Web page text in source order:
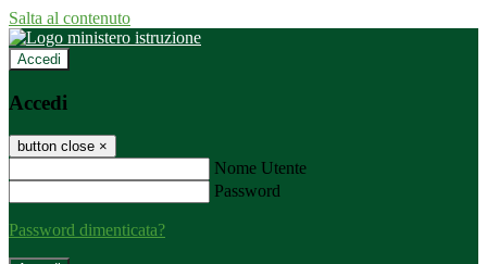
Salta al contenuto
Accedi
Accedi
button close ×
Nome Utente
Password
Password dimenticata?